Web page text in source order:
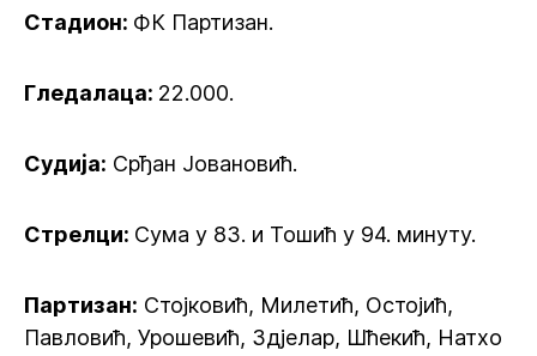
Стадион: ФК Партизан.
Гледалаца: 22.000.
Судија: Срђан Јовановић.
Стрелци: Сума у 83. и Тошић у 94. минуту.
Партизан: Стојковић, Милетић, Остојић,
Павловић, Урошевић, Здјелар, Шћекић, Натхо